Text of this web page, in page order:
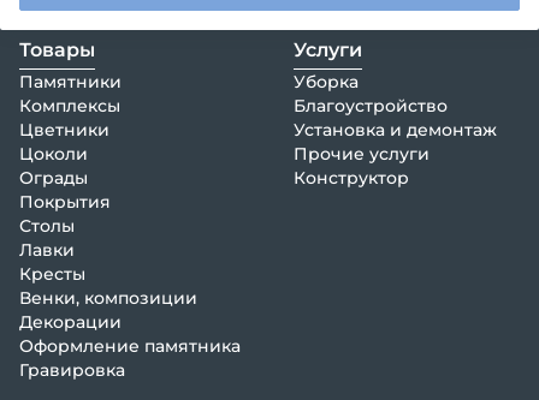
Товары
Памятники
Комплексы
Цветники
Цоколи
Ограды
Покрытия
Столы
Лавки
Кресты
Венки, композиции
Декорации
Оформление памятника
Гравировка
Услуги
Уборка
Благоустройство
Установка и демонтаж
Прочие услуги
Конструктор